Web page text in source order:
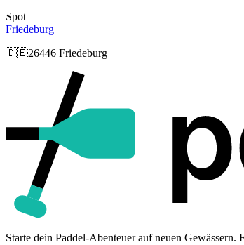
Spot
Friedeburg
🇩🇪26446 Friedeburg
Starte dein Paddel-Abenteuer auf neuen Gewässern.